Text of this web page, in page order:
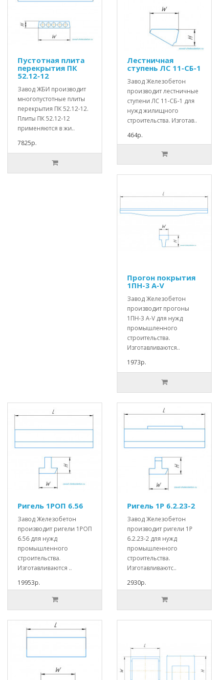
Пустотная плита
перекрытия ПК
52.12-12
Завод ЖБИ производит
многопустотные плиты
перекрытия ПК 52.12-12.
Плиты ПК 52.12-12
применяются в жи..
7825р.
Лестничная
ступень ЛС 11-СБ-1
Завод Железобетон
производит лестничные
ступени ЛС 11-СБ-1 для
нужд жилищного
строительства. Изготав..
464р.
Прогон покрытия
1ПН-3 А-V
Завод Железобетон
производит прогоны
1ПН-3 А-V для нужд
промышленного
строительства.
Изготавливаются..
1973р.
Ригель 1РОП 6.56
Завод Железобетон
производит ригели 1РОП
6.56 для нужд
промышленного
строительства.
Изготавливаются ..
19953р.
Ригель 1Р 6.2.23-2
Завод Железобетон
производит ригели 1Р
6.2.23-2 для нужд
промышленного
строительства.
Изготавливаютс..
2930р.